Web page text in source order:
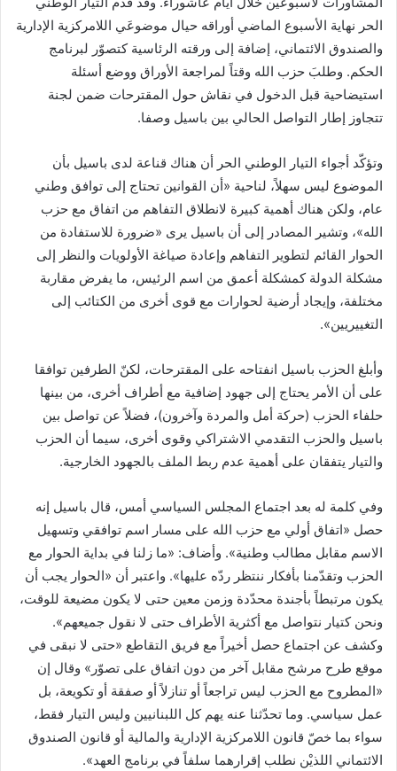
الحر نهاية الأسبوع الماضي أوراقه حيال موضوعَي اللامركزية الإدارية
والصندوق الائتماني، إضافة إلى ورقته الرئاسية كتصوّر لبرنامج
الحكم. وطلبَ حزب الله وقتاً لمراجعة الأوراق ووضع أسئلة
استيضاحية قبل الدخول في نقاش حول المقترحات ضمن لجنة
تتجاوز إطار التواصل الحالي بين باسيل وصفا.
وتؤكّد أجواء التيار الوطني الحر أن هناك قناعة لدى باسيل بأن
الموضوع ليس سهلاً، لناحية «أن القوانين تحتاج إلى توافق وطني
عام، ولكن هناك أهمية كبيرة لانطلاق التفاهم من اتفاق مع حزب
الله»، وتشير المصادر إلى أن باسيل يرى «ضرورة للاستفادة من
الحوار القائم لتطوير التفاهم وإعادة صياغة الأولويات والنظر إلى
مشكلة الدولة كمشكلة أعمق من اسم الرئيس، ما يفرض مقاربة
مختلفة، وإيجاد أرضية لحوارات مع قوى أخرى من الكتائب إلى
التغييريين».
وأبلغ الحزب باسيل انفتاحه على المقترحات، لكنّ الطرفين توافقا
على أن الأمر يحتاج إلى جهود إضافية مع أطراف أخرى، من بينها
حلفاء الحزب (حركة أمل والمردة وآخرون)، فضلاً عن تواصل بين
باسيل والحزب التقدمي الاشتراكي وقوى أخرى، سيما أن الحزب
والتيار يتفقان على أهمية عدم ربط الملف بالجهود الخارجية.
وفي كلمة له بعد اجتماع المجلس السياسي أمس، قال باسيل إنه
حصل «اتفاق أولي مع حزب الله على مسار اسم توافقي وتسهيل
الاسم مقابل مطالب وطنية». وأضاف: «ما زلنا في بداية الحوار مع
الحزب وتقدّمنا بأفكار ننتظر ردّه عليها». واعتبر أن «الحوار يجب أن
يكون مرتبطاً بأجندة محدّدة وزمن معين حتى لا يكون مضيعة للوقت،
ونحن كتيار نتواصل مع أكثرية الأطراف حتى لا نقول جميعهم».
وكشف عن اجتماع حصل أخيراً مع فريق التقاطع «حتى لا نبقى في
موقع طرح مرشح مقابل آخر من دون اتفاق على تصوّر» وقال إن
«المطروح مع الحزب ليس تراجعاً أو تنازلاً أو صفقة أو تكويعة، بل
عمل سياسي. وما تحدّثنا عنه يهم كل اللبنانيين وليس التيار فقط،
سواء بما خصّ قانون اللامركزية الإدارية والمالية أو قانون الصندوق
الائتماني اللذيْن نطلب إقرارهما سلفاً في برنامج العهد».